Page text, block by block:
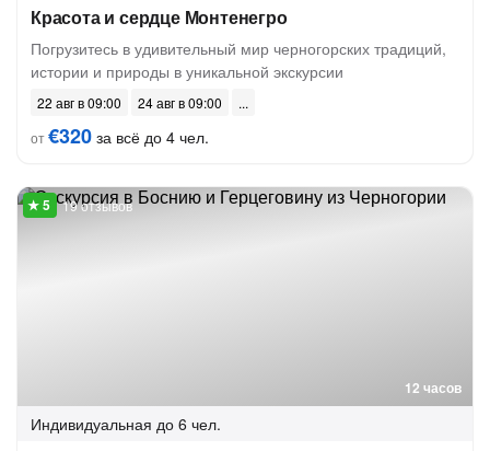
Красота и сердце Монтенегро
Погрузитесь в удивительный мир черногорских традиций,
истории и природы в уникальной экскурсии
22 авг в 09:00
24 авг в 09:00
от€320 за всё до 4 чел.
12 часов
19 отзывов
Индивидуальная до 6 чел.